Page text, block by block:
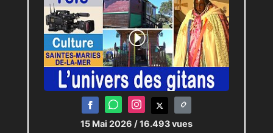
15 Mai 2026 / 16.493 vues